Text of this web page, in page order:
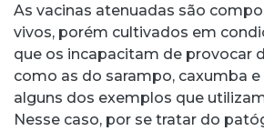
As vacinas atenuadas são
vivos, porém cultivados em
que os incapacitam de provocar
como as do sarampo, caxumba
alguns dos exemplos que
Nesse caso, por se tratar do